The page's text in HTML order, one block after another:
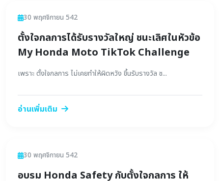
ข่าวสาร
30 พฤศจิกายน 542
ตั้งใจกลการได้รับรางวัลใหญ่ ชนะเลิศในหัวข้อ
My Honda Moto TikTok Challenge
เพราะ ตั้งใจกลการ ไม่เคยทำให้ผิดหวัง ขึ้นรับรางวัล ช...
อ่านเพิ่มเติม
ข่าวสาร
30 พฤศจิกายน 542
อบรม Honda Safety กับตั้งใจกลการ ให้